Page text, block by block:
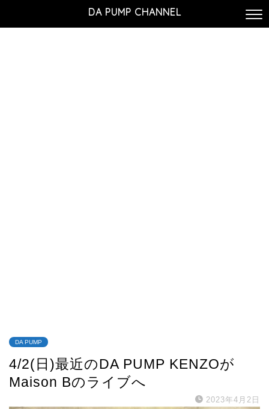
DA PUMP CHANNEL
DA PUMP
4/2(日)最近のDA PUMP KENZOが
Maison Bのライブへ
2023年4月2日